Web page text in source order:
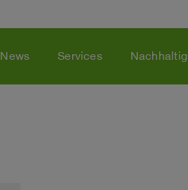
News Services